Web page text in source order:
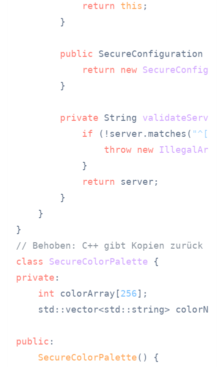
return
this ;
        }
public SecureConfiguration
return
new
        }
private String validateServer
if (!server.matches( "^[a-
throw new
            }
return server;
        }
    }
// Behoben: C++ gibt Kopien zurück
class
SecureColorPalette
private :
int colorArray[256];
std::vector<std::string>
public :
SecureColorPalette() {